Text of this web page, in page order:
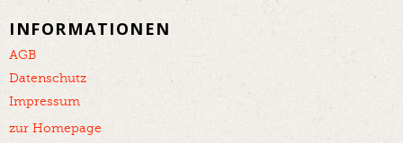
INFORMATIONEN
AGB
Datenschutz
Impressum
zur Homepage